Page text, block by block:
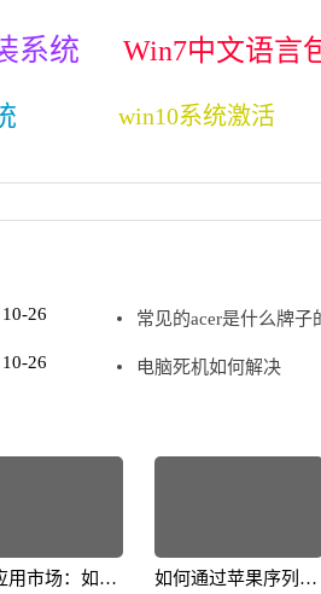
系统 Win7中文语言
win10系统激活
10-26 常见的acer是什么牌子
10-26 电脑死机如何解决
用市场：如何 如何通过苹果序列号